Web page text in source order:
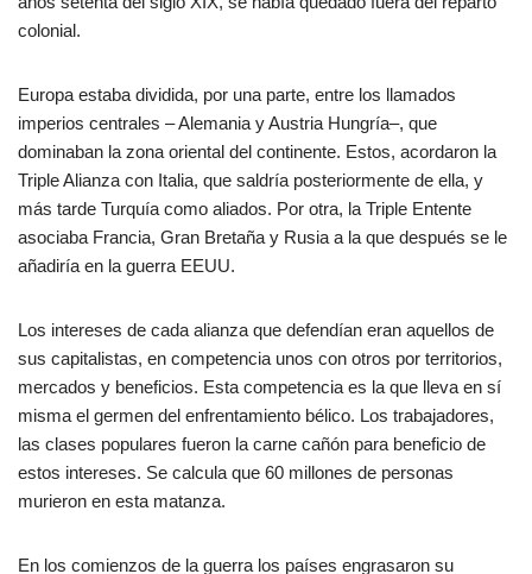
colonial.
Europa estaba dividida, por una parte, entre los llamados
imperios centrales – Alemania y Austria Hungría–, que
dominaban la zona oriental del continente. Estos, acordaron la
Triple Alianza con Italia, que saldría posteriormente de ella, y
más tarde Turquía como aliados. Por otra, la Triple Entente
asociaba Francia, Gran Bretaña y Rusia a la que después se le
añadiría en la guerra EEUU.
Los intereses de cada alianza que defendían eran aquellos de
sus capitalistas, en competencia unos con otros por territorios,
mercados y beneficios. Esta competencia es la que lleva en sí
misma el germen del enfrentamiento bélico. Los trabajadores,
las clases populares fueron la carne cañón para beneficio de
estos intereses. Se calcula que 60 millones de personas
murieron en esta matanza.
En los comienzos de la guerra los países engrasaron su